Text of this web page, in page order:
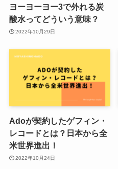
ヨーヨーヨー3で外れる炭
酸水ってどういう意味？
2022年10月29日
Adoが契約したゲフィン・
レコードとは？日本から全
米世界進出！
2022年10月24日